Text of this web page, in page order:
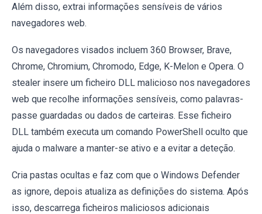
Além disso, extrai informações sensíveis de vários
navegadores web.
Os navegadores visados incluem 360 Browser, Brave,
Chrome, Chromium, Chromodo, Edge, K-Melon e Opera. O
stealer insere um ficheiro DLL malicioso nos navegadores
web que recolhe informações sensíveis, como palavras-
passe guardadas ou dados de carteiras. Esse ficheiro
DLL também executa um comando PowerShell oculto que
ajuda o malware a manter-se ativo e a evitar a deteção.
Cria pastas ocultas e faz com que o Windows Defender
as ignore, depois atualiza as definições do sistema. Após
isso, descarrega ficheiros maliciosos adicionais